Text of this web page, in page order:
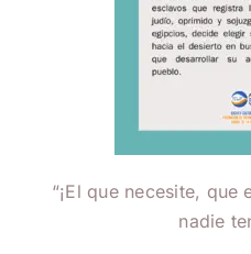
“¡El que necesite,
nadie